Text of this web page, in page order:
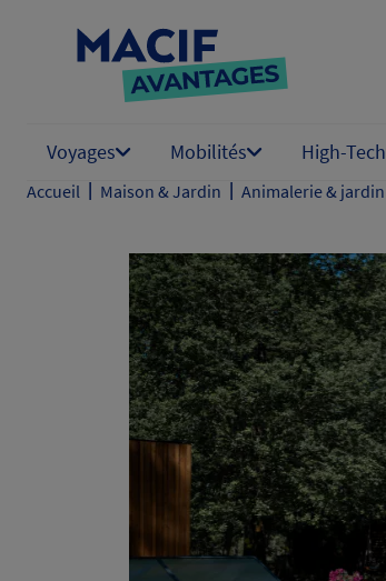
Voyages Mobilités High-Tech
Accueil | Maison & Jardin | Animalerie & jardin